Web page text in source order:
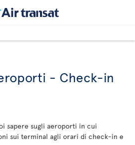
- Check-in
sapere sugli aeroporti in cui
sui terminal agli orari di check-in e